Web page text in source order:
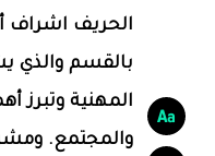
الحريف اشراف
بالقسم والذي
المهنية وتبرز
والمجتمع.